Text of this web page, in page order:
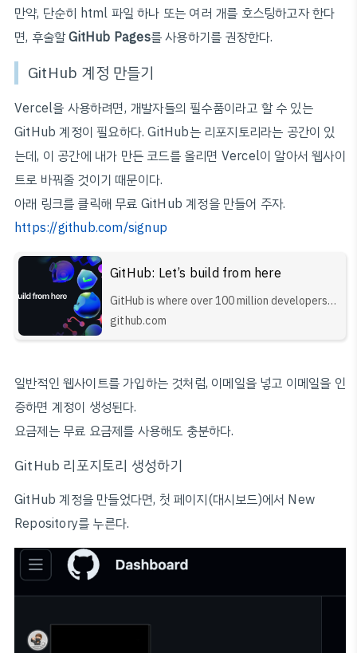
만약, 단순히 html 파일 하나 또는 여러 개를 호스팅하고자 한다
면, 후술할GitHub Pages를 사용하기를 권장한다.
GitHub 계정 만들기
Vercel을 사용하려면, 개발자들의 필수품이라고 할 수 있는
GitHub 계정이 필요하다. GitHub는 리포지토리라는 공간이 있
는데, 이 공간에 내가 만든 코드를 올리면 Vercel이 알아서 웹사이
트로 바꿔줄 것이기 때문이다.
아래 링크를 클릭해 무료 GitHub 계정을 만들어 주자.
https://github.com/signup
GitHub: Let’s build from here
GitHub is where over 100 million developers
shape the future of software, together.
github.com
일반적인 웹사이트를 가입하는 것처럼, 이메일을 넣고 이메일을 인
증하면 계정이 생성된다.
요금제는 무료 요금제를 사용해도 충분하다.
GitHub 리포지토리 생성하기
GitHub 계정을 만들었다면, 첫 페이지(대시보드)에서 New
Repository를 누른다.